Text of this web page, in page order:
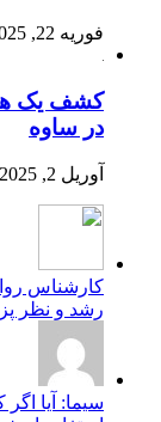
فوریه 22, 2025
در ساوه
آوریل 2, 2025
کارشناس
رشد و نظر
سیما: آیا